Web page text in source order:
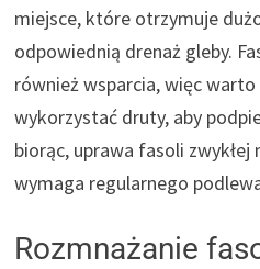
miejsce, które otrzymuje
odpowiednią drenaż gleby.
również wsparcia, więc
wykorzystać druty, aby
biorąc, uprawa fasoli
wymaga regularnego
Rozmnażanie